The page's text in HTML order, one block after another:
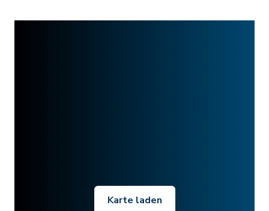
Karte laden